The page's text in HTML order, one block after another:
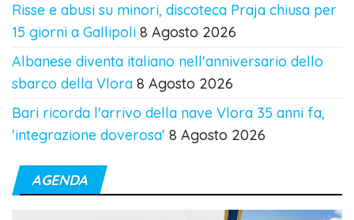
Risse e abusi su minori, discoteca Praja chiusa per
15 giorni a Gallipoli 8 Agosto 2026
Albanese diventa italiano nell'anniversario dello
sbarco della Vlora 8 Agosto 2026
Bari ricorda l'arrivo della nave Vlora 35 anni fa,
'integrazione doverosa' 8 Agosto 2026
AGENDA